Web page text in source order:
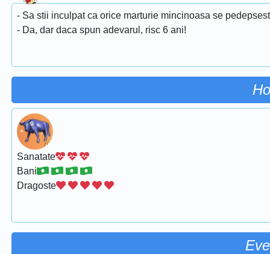
- Sa stii inculpat ca orice marturie mincinoasa se
- Da, dar daca spun adevarul, risc 6 ani!
Sanatate
Bani
Dragoste